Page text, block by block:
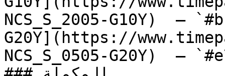
NCS_S_2005-G10Y)  —
G20Y](https://
NCS_S_0505-G20Y)  —